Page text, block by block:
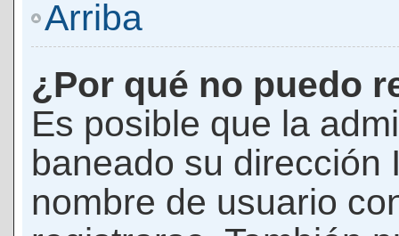
Arriba
¿Por qué no puedo
Es posible que la
baneado su dirección
nombre de usuario